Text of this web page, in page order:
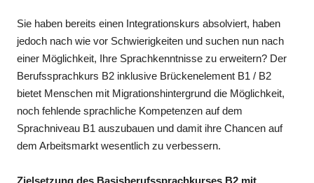
Sie haben bereits einen Integrationskurs absolviert, haben
jedoch nach wie vor Schwierigkeiten und suchen nun nach
einer Möglichkeit, Ihre Sprachkenntnisse zu erweitern? Der
Berufssprachkurs B2 inklusive Brückenelement B1 / B2
bietet Menschen mit Migrationshintergrund die Möglichkeit,
noch fehlende sprachliche Kompetenzen auf dem
Sprachniveau B1 auszubauen und damit ihre Chancen auf
dem Arbeitsmarkt wesentlich zu verbessern.
Zielsetzung des Basisberufssprachkurses B2 mit